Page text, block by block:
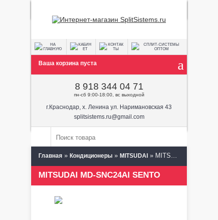
Ваша корзина пуста
8 918 344 04 71
пн-сб 9:00-18:00, вс выходной
г.Краснодар, х. Ленина ул. Наримановская 43
splitsistems.ru@gmail.com
Главная » Кондиционеры » MITSUDAI » MITSUDAI MD-SNC24AI SENTO
MITSUDAI MD-SNC24AI SENTO